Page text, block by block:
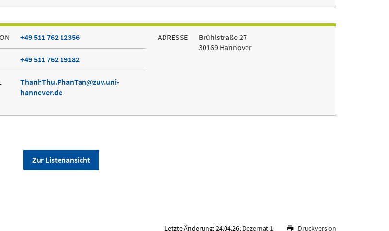
+49 511 762 12356
+49 511 762 19182
ThanhThu.PhanTan
zuv.uni-
hannover.de
ADRESSE
Brühlstraße 27
30169 Hannover
Zur Listenansicht
Letzte Änderung: 24.04.26; Dezernat 1 Druckversion